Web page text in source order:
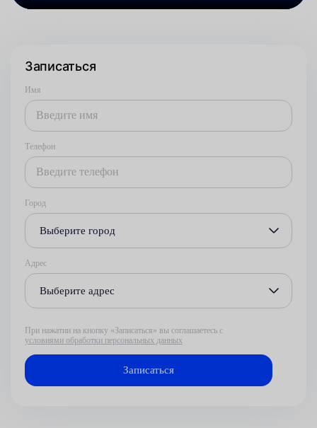
Записаться
Имя
Телефон
Город
Выберите город
Адрес
Выберите адрес
При нажатии на кнопку «Записаться» вы соглашаетесь с
условиями обработки персональных данных